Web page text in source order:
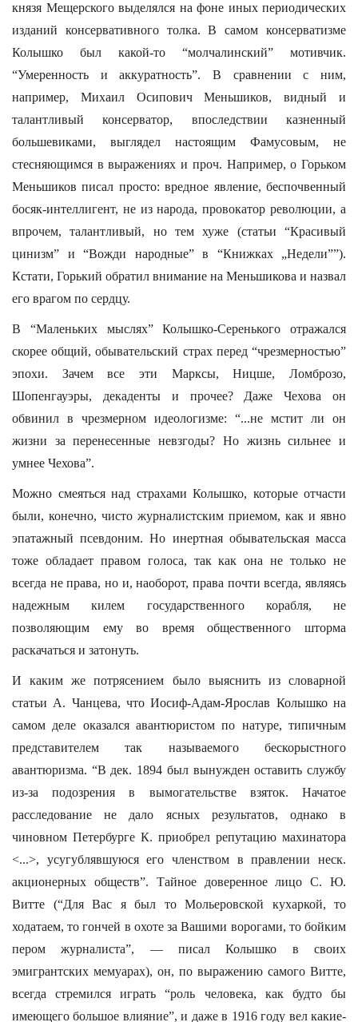
князя Мещерского выделялся на фоне иных периодических
изданий консервативного толка. В самом консерватизме
Колышко был какой-то “молчалинский” мотивчик.
“Умеренность и аккуратность”. В сравнении с ним,
например, Михаил Осипович Меньшиков, видный и
талантливый консерватор, впоследствии казненный
большевиками, выглядел настоящим Фамусовым, не
стесняющимся в выражениях и проч. Например, о Горьком
Меньшиков писал просто: вредное явление, беспочвенный
босяк-интеллигент, не из народа, провокатор революции, а
впрочем, талантливый, но тем хуже (статьи “Красивый
цинизм” и “Вожди народные” в “Книжках „Недели””).
Кстати, Горький обратил внимание на Меньшикова и назвал
его врагом по сердцу.
В “Маленьких мыслях” Колышко-Серенького отражался
скорее общий, обывательский страх перед “чрезмерностью”
эпохи. Зачем все эти Марксы, Ницше, Ломброзо,
Шопенгауэры, декаденты и прочее? Даже Чехова он
обвинил в чрезмерном идеологизме: “...не мстит ли он
жизни за перенесенные невзгоды? Но жизнь сильнее и
умнее Чехова”.
Можно смеяться над страхами Колышко, которые отчасти
были, конечно, чисто журналистским приемом, как и явно
эпатажный псевдоним. Но инертная обывательская масса
тоже обладает правом голоса, так как она не только не
всегда не права, но и, наоборот, права почти всегда, являясь
надежным килем государственного корабля, не
позволяющим ему во время общественного шторма
раскачаться и затонуть.
И каким же потрясением было выяснить из словарной
статьи А. Чанцева, что Иосиф-Адам-Ярослав Колышко на
самом деле оказался авантюристом по натуре, типичным
представителем так называемого бескорыстного
авантюризма. “В дек. 1894 был вынужден оставить службу
из-за подозрения в вымогательстве взяток. Начатое
расследование не дало ясных результатов, однако в
чиновном Петербурге К. приобрел репутацию махинатора
<...>, усугублявшуюся его членством в правлении неск.
акционерных обществ”. Тайное доверенное лицо С. Ю.
Витте (“Для Вас я был то Мольеровской кухаркой, то
ходатаем, то гончей в охоте за Вашими ворогами, то бойким
пером журналиста”, — писал Колышко в своих
эмигрантских мемуарах), он, по выражению самого Витте,
всегда стремился играть “роль человека, как будто бы
имеющего большое влияние”, и даже в 1916 году вел какие-